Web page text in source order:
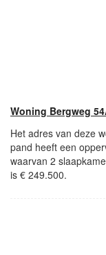
Woning Bergweg
Het adres van deze
pand heeft een
waarvan 2
is € 249.500.